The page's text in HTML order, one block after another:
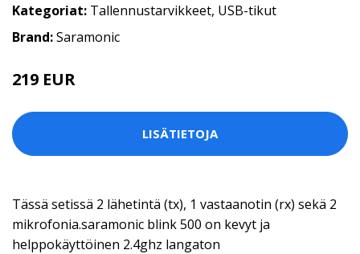
Kategoriat: Tallennustarvikkeet, USB-tikut
Brand:Saramonic
219 EUR
LISÄTIETOJA
Tässä setissä 2 lähetintä (tx), 1 vastaanotin (rx) sekä 2
mikrofonia.saramonic blink 500 on kevyt ja
helppokäyttöinen 2.4ghz langaton